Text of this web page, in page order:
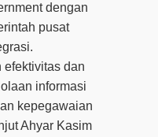
dengan
pusat
efektivitas dan
informasi
kepegawaian
Ahyar Kasim